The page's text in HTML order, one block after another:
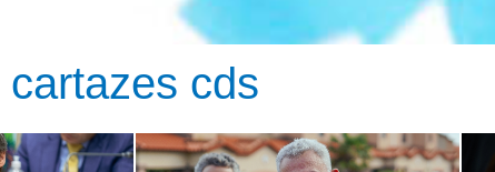
cartazes cds